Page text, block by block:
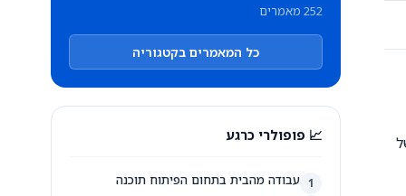
252 מאמרים
כל המאמרים בקטגוריה
📈 פופולרי כרגע
1 עבודה מהבית בתחום הפיתוח תוכנה